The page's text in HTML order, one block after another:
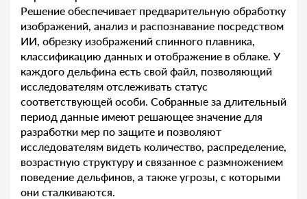
Решение обеспечивает предварительную обработку
изображений, анализ и распознавание посредством
ИИ, обрезку изображений спинного плавника,
классификацию данных и отображение в облаке. У
каждого дельфина есть свой файл, позволяющий
исследователям отслеживать статус
соответствующей особи. Собранные за длительный
период данные имеют решающее значение для
разработки мер по защите и позволяют
исследователям видеть количество, распределение,
возрастную структуру и связанное с размножением
поведение дельфинов, а также угрозы, с которыми
они сталкиваются.